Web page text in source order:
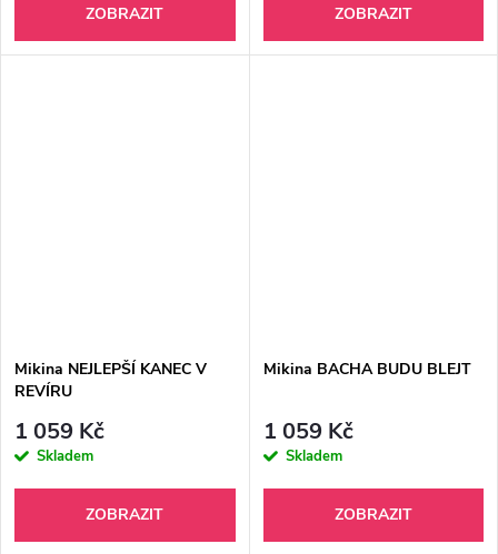
ZOBRAZIT ZOBRAZIT
Mikina NEJLEPŠÍ KANEC V
REVÍRU
1 059 Kč
Skladem
ZOBRAZIT
Mikina BACHA BUDU BLEJT
1 059 Kč
Skladem
ZOBRAZIT